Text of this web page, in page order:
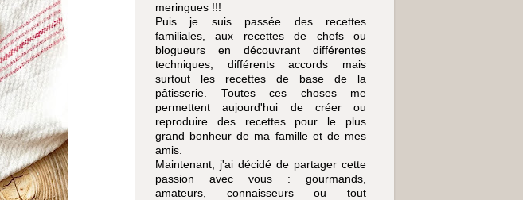
meringues !!!
Puis je suis passée des recettes
familiales, aux recettes de chefs ou
blogueurs en découvrant différentes
techniques, différents accords mais
surtout les recettes de base de la
pâtisserie. Toutes ces choses me
permettent aujourd'hui de créer ou
reproduire des recettes pour le plus
grand bonheur de ma famille et de mes
amis.
Maintenant, j'ai décidé de partager cette
passion avec vous : gourmands,
amateurs, connaisseurs ou tout